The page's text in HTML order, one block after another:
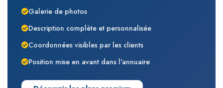
Galerie de photos
Description complète et personnalisée
Coordonnées visibles par les clients
Position mise en avant dans l'annuaire